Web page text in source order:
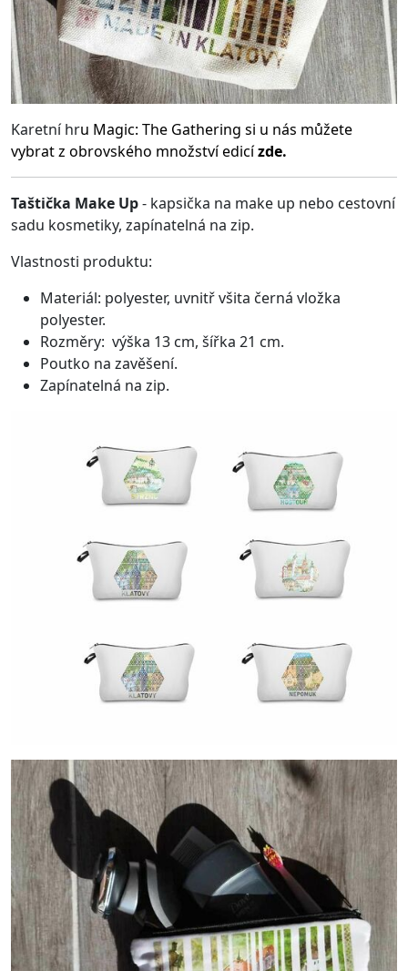
Karetní hru Magic: The Gathering si u nás můžete
vybrat z obrovského množství edicízde.
Taštička Make Up- kapsička na make up nebo cestovní
sadu kosmetiky, zapínatelná na zip.
Vlastnosti produktu:
Materiál: polyester, uvnitř všita černá vložka
polyester.
Rozměry: výška 13 cm, šířka 21 cm.
Poutko na zavěšení.
Zapínatelná na zip.